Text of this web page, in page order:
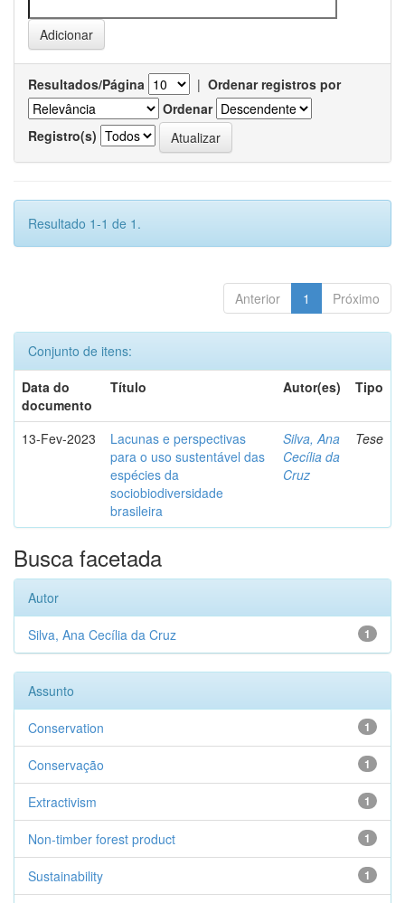
Resultados/Página | Ordenar registros por
Ordenar
Registro(s)
Resultado 1-1 de 1.
Anterior 1 Próximo
Conjunto de itens:
Data do
documento
Título Autor(es) Tipo
13-Fev-2023
Lacunas e perspectivas
para o uso sustentável das
espécies da
sociobiodiversidade
brasileira
Silva, Ana
Cecília da
Cruz
Tese
Busca facetada
Autor
1
Silva, Ana Cecília da Cruz
Assunto
1
Conservation
1
Conservação
1
Extractivism
1
Non-timber forest product
1
Sustainability